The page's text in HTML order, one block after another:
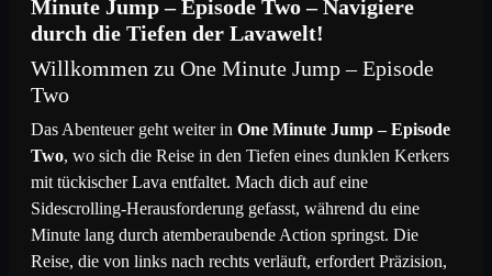
Minute Jump – Episode Two – Navigiere
durch die Tiefen der Lavawelt!
Willkommen zu One Minute Jump – Episode
Two
Das Abenteuer geht weiter in One Minute Jump – Episode
Two, wo sich die Reise in den Tiefen eines dunklen Kerkers
mit tückischer Lava entfaltet. Mach dich auf eine
Sidescrolling-Herausforderung gefasst, während du eine
Minute lang durch atemberaubende Action springst. Die
Reise, die von links nach rechts verläuft, erfordert Präzision,